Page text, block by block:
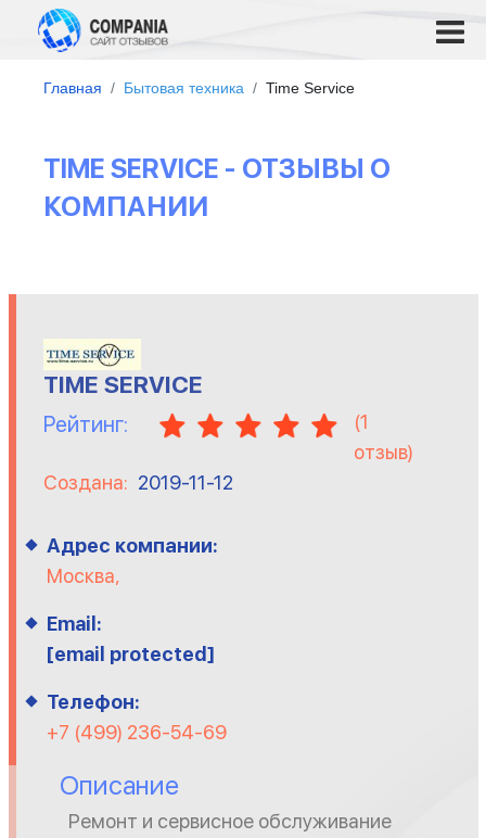
Главная Бытовая техника Time Service
TIME SERVICE - ОТЗЫВЫ О
КОМПАНИИ
TIME SERVICE
Рейтинг: (1
отзыв)
Создана: 2019-11-12
Адрес компании:
Москва,
Email:
[email protected]
Телефон:
+7 (499) 236-54-69
Описание
Ремонт и сервисное обслуживание